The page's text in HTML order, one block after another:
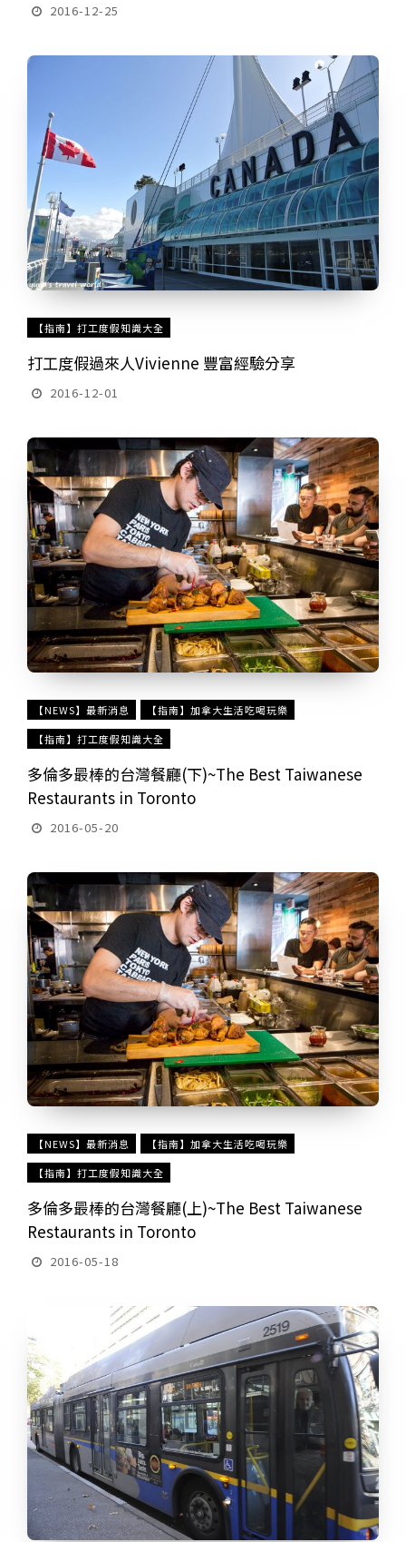
2016-12-25
【指南】打工度假知識大全
打工度假過來人Vivienne 豐富經驗分享
2016-12-01
【NEWS】最新消息
【指南】加拿大生活吃喝玩樂
【指南】打工度假知識大全
多倫多最棒的台灣餐廳(下)~The Best Taiwanese
Restaurants in Toronto
2016-05-20
【NEWS】最新消息
【指南】加拿大生活吃喝玩樂
【指南】打工度假知識大全
多倫多最棒的台灣餐廳(上)~The Best Taiwanese
Restaurants in Toronto
2016-05-18